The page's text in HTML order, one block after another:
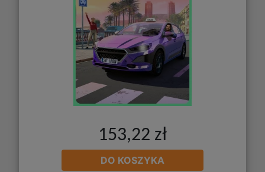
153,22 zł
DO KOSZYKA